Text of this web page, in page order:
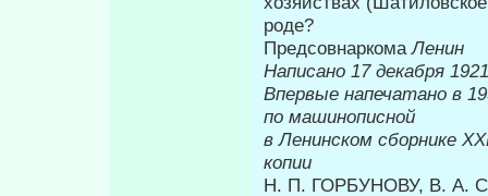
роде?
ПредсовнаркомаЛенин
Написано 17 декабря
Впервые
по машинописной
в Ленинском сборнике
копии
Н. П. ГОРБУНОВУ, В. А.